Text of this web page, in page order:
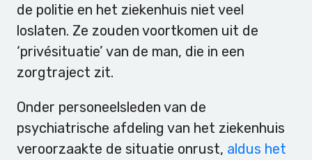
de politie en het ziekenhuis niet veel
loslaten. Ze zouden voortkomen uit de
‘privésituatie’ van de man, die in een
zorgtraject zit.
Onder personeelsleden van de
psychiatrische afdeling van het ziekenhuis
veroorzaakte de situatie onrust, aldus het